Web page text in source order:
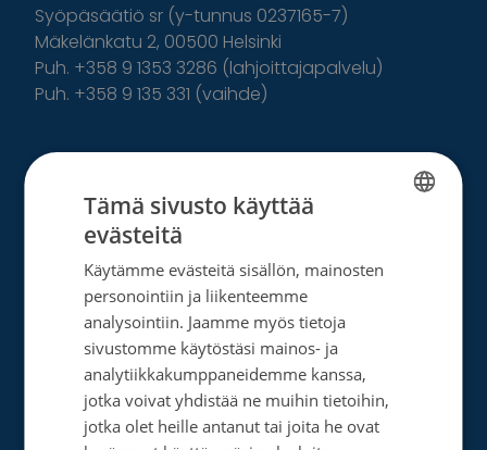
Syöpäsäätiö sr (y-tunnus 0237165-7)
Mäkelänkatu 2, 00500 Helsinki
Puh. +358 9 1353 3286 (lahjoittajapalvelu)
Puh. +358 9 135 331 (vaihde)
Facebook
Instagram
Twitter
Linkedin
Tutustu toimintaamme
Tietoa meistä
Ota yhteyttä
Tietosuoja- ja rekisteriseloste
Rahankeräyslupa
Syöpäsäätiö laskutusoitteet
SWEDISH
Tämä sivusto käyttää
evästeitä
Käytämme evästeitä sisällön, mainosten
personointiin ja liikenteemme
analysointiin. Jaamme myös tietoja
sivustomme käytöstäsi mainos- ja
analytiikkakumppaneidemme kanssa,
jotka voivat yhdistää ne muihin tietoihin,
jotka olet heille antanut tai joita he ovat